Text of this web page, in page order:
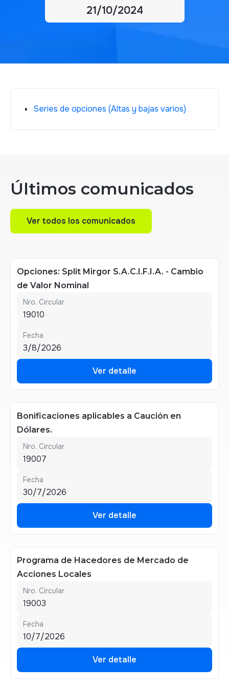
21/10/2024
Series de opciones (Altas y bajas varios)
Últimos comunicados
Ver todos los comunicados
Opciones: Split Mirgor S.A.C.I.F.I.A. - Cambio
de Valor Nominal
Nro. Circular
19010
Fecha
3/8/2026
Ver detalle
Bonificaciones aplicables a Caución en
Dólares.
Nro. Circular
19007
Fecha
30/7/2026
Ver detalle
Programa de Hacedores de Mercado de
Acciones Locales
Nro. Circular
19003
Fecha
10/7/2026
Ver detalle